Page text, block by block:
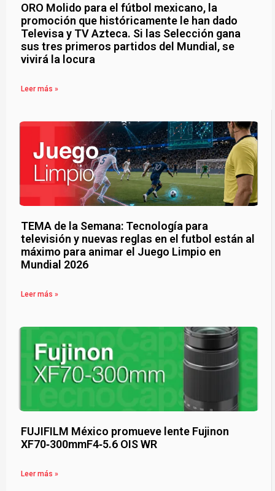
ORO Molido para el fútbol mexicano, la
promoción que históricamente le han dado
Televisa y TV Azteca. Si las Selección gana
sus tres primeros partidos del Mundial, se
vivirá la locura
Leer más »
TEMA de la Semana: Tecnología para
televisión y nuevas reglas en el futbol están al
máximo para animar el Juego Limpio en
Mundial 2026
Leer más »
FUJIFILM México promueve lente Fujinon
XF70‑300mmF4‑5.6 OIS WR
Leer más »